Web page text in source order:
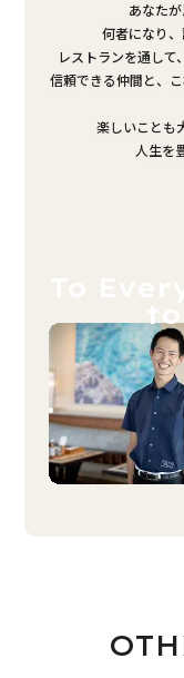
あなた
何者になり
レストランを通して
信頼できる仲間と、
楽しいことも
人生を